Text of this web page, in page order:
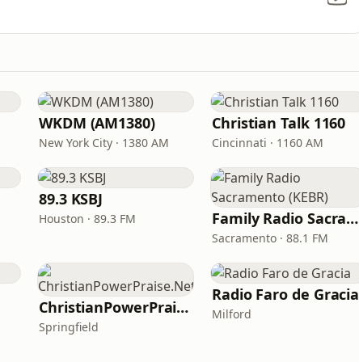
WKDM (AM1380)
New York City · 1380 AM
Christian Talk 1160
Cincinnati · 1160 AM
89.3 KSBJ
Houston · 89.3 FM Family Radio Sacramento (KEBR)
Sacramento · 88.1 FM
ChristianPowerPraise.Net
Springfield
Radio Faro de Gracia
Milford